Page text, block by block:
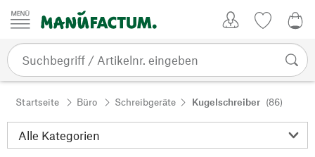
Zum Inhalt springen
Startseite Büro Schreibgeräte Kugelschreiber (86)